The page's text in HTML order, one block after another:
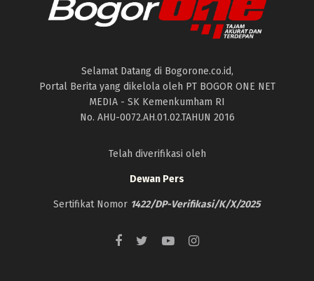
Selamat Datang di Bogorone.co.id,
Portal Berita yang dikelola oleh PT BOGOR ONE NET
MEDIA - SK Kemenkumham RI
No. AHU-0072.AH.01.02.TAHUN 2016
Telah diverifikasi oleh
Dewan Pers
Sertifikat Nomor 1422/DP-Verifikasi/K/X/2025